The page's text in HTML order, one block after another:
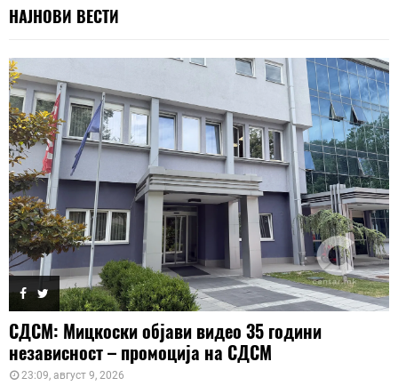
НАЈНОВИ ВЕСТИ
СДСМ: Мицкоски објави видео 35 години
независност – промоција на СДСМ
23:09, август 9, 2026